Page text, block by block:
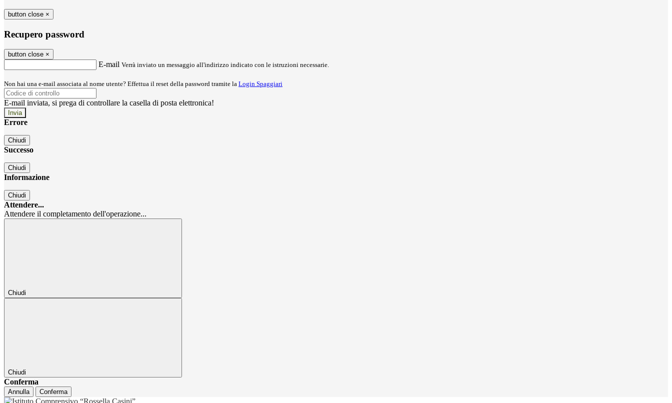
button close ×
Recupero password
button close ×
E-mail Verrà inviato un messaggio all'indirizzo indicato con le istruzioni necessarie.
Non hai una e-mail associata al nome utente? Effettua il reset della password tramite la Login Spaggiari
E-mail inviata, si prega di controllare la casella di posta elettronica!
Errore
Chiudi
Successo
Chiudi
Informazione
Chiudi
Attendere...
Attendere il completamento dell'operazione...
Chiudi
Chiudi
Conferma
Annulla Conferma